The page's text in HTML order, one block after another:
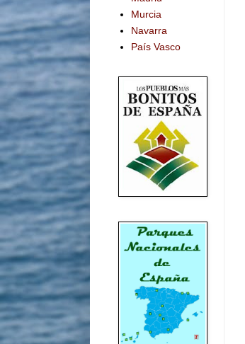
Murcia
Navarra
País Vasco